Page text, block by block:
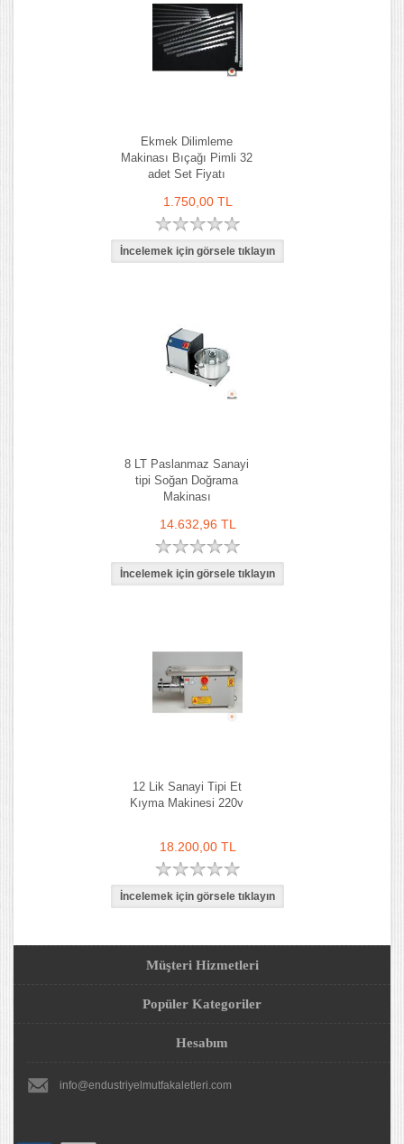
Ekmek Dilimleme
Makinası Bıçağı Pimli 32
adet Set Fiyatı
1.750,00 TL
8 LT Paslanmaz Sanayi
tipi Soğan Doğrama
Makinası
14.632,96 TL
12 Lik Sanayi Tipi Et
Kıyma Makinesi 220v
18.200,00 TL
Müşteri Hizmetleri
Popüler Kategoriler
Hesabım
info@endustriyelmutfakaletleri.com